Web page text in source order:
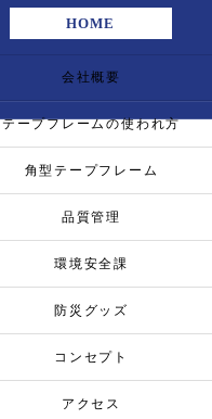
HOME
会社概要
テープフレームの使われ方
角型テープフレーム
品質管理
環境安全課
防災グッズ
コンセプト
アクセス